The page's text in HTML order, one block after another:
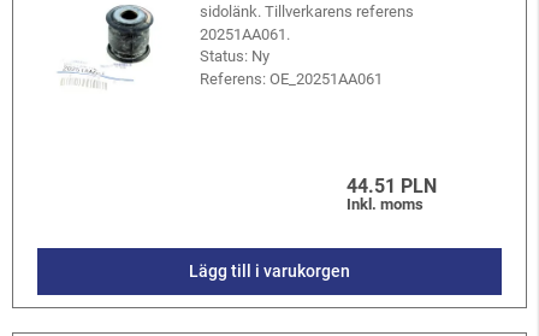
sidolänk. Tillverkarens referens
20251AA061.
Status: Ny
Referens:OE_20251AA061
44.51 PLN
Inkl. moms
Lägg till i varukorgen